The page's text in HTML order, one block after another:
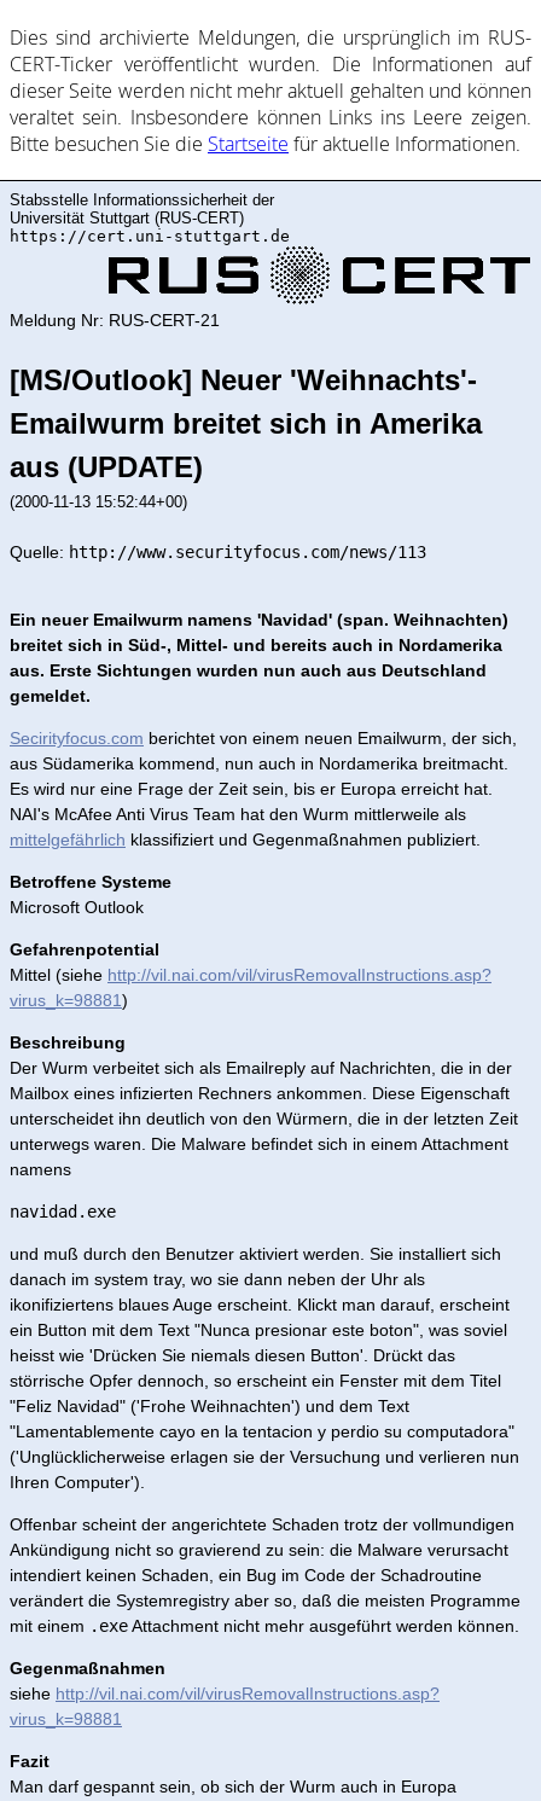
Dies sind ar­chi­vie­rte Mel­dung­en, die ur­sprüng­lich im RUS-
CERT-Ticker ver­öf­fent­licht wur­den. Die In­for­ma­ti­on­en auf
dieser Sei­te wer­den nicht mehr ak­tu­ell ge­halte­n und kön­nen
ver­al­tet sein. Ins­be­son­de­re kön­nen Links ins Lee­re zei­gen.
Bitte be­such­en Sie die Start­sei­te für ak­tu­elle In­for­ma­ti­on­en.
Stabsstelle Informationssicherheit der
Universität Stuttgart (RUS-CERT)
https://cert.uni-stuttgart.de
Meldung Nr: RUS-CERT-21
[MS/Outlook] Neuer 'Weihnachts'-
Emailwurm breitet sich in Amerika
aus (UPDATE)
(2000-11-13 15:52:44+00)
Quelle: http://www.securityfocus.com/news/113
Ein neuer Emailwurm namens 'Navidad' (span. Weihnachten)
breitet sich in Süd-, Mittel- und bereits auch in Nordamerika
aus. Erste Sichtungen wurden nun auch aus Deutschland
gemeldet.
Secirityfocus.com berichtet von einem neuen Emailwurm, der sich,
aus Südamerika kommend, nun auch in Nordamerika breitmacht.
Es wird nur eine Frage der Zeit sein, bis er Europa erreicht hat.
NAI's McAfee Anti Virus Team hat den Wurm mittlerweile als
mittelgefährlich klassifiziert und Gegenmaßnahmen publiziert.
Betroffene Systeme
Microsoft Outlook
Gefahrenpotential
Mittel (siehe http://vil.nai.com/vil/virusRemovalInstructions.asp?
virus_k=98881)
Beschreibung
Der Wurm verbeitet sich als Emailreply auf Nachrichten, die in der
Mailbox eines infizierten Rechners ankommen. Diese Eigenschaft
unterscheidet ihn deutlich von den Würmern, die in der letzten Zeit
unterwegs waren. Die Malware befindet sich in einem Attachment
namens
navidad.exe
und muß durch den Benutzer aktiviert werden. Sie installiert sich
danach im system tray, wo sie dann neben der Uhr als
ikonifiziertens blaues Auge erscheint. Klickt man darauf, erscheint
ein Button mit dem Text "Nunca presionar este boton", was soviel
heisst wie 'Drücken Sie niemals diesen Button'. Drückt das
störrische Opfer dennoch, so erscheint ein Fenster mit dem Titel
"Feliz Navidad" ('Frohe Weihnachten') und dem Text
"Lamentablemente cayo en la tentacion y perdio su computadora"
('Unglücklicherweise erlagen sie der Versuchung und verlieren nun
Ihren Computer').
Offenbar scheint der angerichtete Schaden trotz der vollmundigen
Ankündigung nicht so gravierend zu sein: die Malware verursacht
intendiert keinen Schaden, ein Bug im Code der Schadroutine
verändert die Systemregistry aber so, daß die meisten Programme
mit einem .exeAttachment nicht mehr ausgeführt werden können.
Gegenmaßnahmen
siehe http://vil.nai.com/vil/virusRemovalInstructions.asp?
virus_k=98881
Fazit
Man darf gespannt sein, ob sich der Wurm auch in Europa